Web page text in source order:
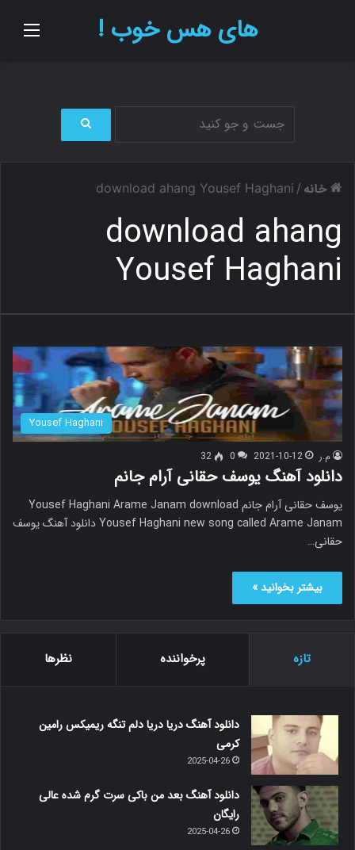
های هس خوب !
ج
خانه /
download ahang Yousef Haghani
download ahang
Yousef Haghani
Yousef Haghani
م.ر 2021-10-12
0
32
دانلود آهنگ یوسف حقانی آرام جانم
یوسف حقانی آرام جانم Yousef Haghani Arame Janam download
Yousef Haghani new song called Arame Janam دانلود آهنگ یوسف
حقانی…
بیشتر بخوانید »
تازه پرخواننده نظرها
دانلود آهنگ دریا دریا دلم تنگه ریمیکس رامین
کرمی
2025-04-26
دانلود آهنگ بعد من باکی سرت گرم شده عالی
رایگان
2025-04-26